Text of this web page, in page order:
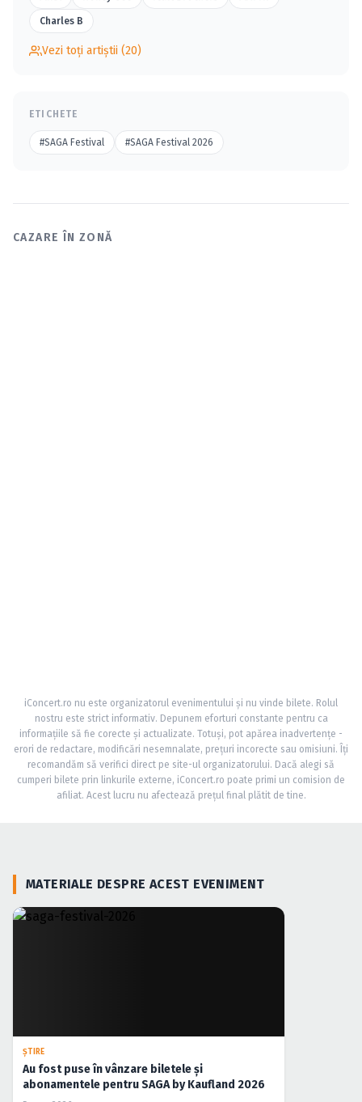
Charles B
Vezi toți artiștii (20)
ETICHETE
#SAGA Festival #SAGA Festival 2026
CAZARE ÎN ZONĂ
iConcert.ro nu este organizatorul evenimentului și nu vinde bilete. Rolul
nostru este strict informativ. Depunem eforturi constante pentru ca
informațiile să fie corecte și actualizate. Totuși, pot apărea inadvertențe -
erori de redactare, modificări nesemnalate, prețuri incorecte sau omisiuni. Îți
recomandăm să verifici direct pe site-ul organizatorului. Dacă alegi să
cumperi bilete prin linkurile externe, iConcert.ro poate primi un comision de
afiliat. Acest lucru nu afectează prețul final plătit de tine.
MATERIALE DESPRE ACEST EVENIMENT
ȘTIRE
Au fost puse în vânzare biletele și
abonamentele pentru SAGA by Kaufland 2026